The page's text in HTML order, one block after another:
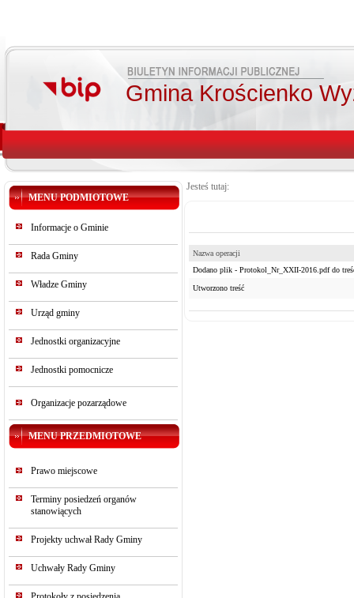
Gmina Krościenko
MENU PODMIOTOWE
Informacje o Gminie
Rada Gminy
Władze Gminy
Urząd gminy
Jednostki organizacyjne
Jednostki pomocnicze
Organizacje pozarządowe
MENU PRZEDMIOTOWE
Prawo miejscowe
Terminy posiedzeń organów
stanowiących
Projekty uchwał Rady Gminy
Uchwały Rady Gminy
Jesteś tutaj:
Nazwa operacji
Dodano plik - Protokol_Nr_XXII-2016.pdf do
Utworzono treść